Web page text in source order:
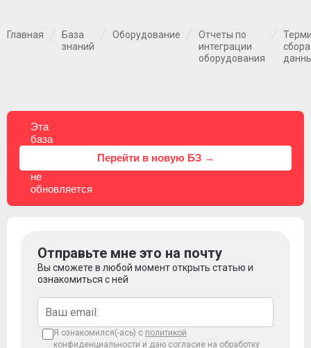
Главная
База
знаний
Оборудование
Отчеты по
интеграции
оборудования
сбора
Эта
база
не
обновляется
Перейти в новую БЗ →
Отправьте мне это на почту
Вы сможете в любой момент открыть статью и
ознакомиться с ней
Я ознакомился(-ась) с политикой
конфиденциальности и даю согласие на обработку